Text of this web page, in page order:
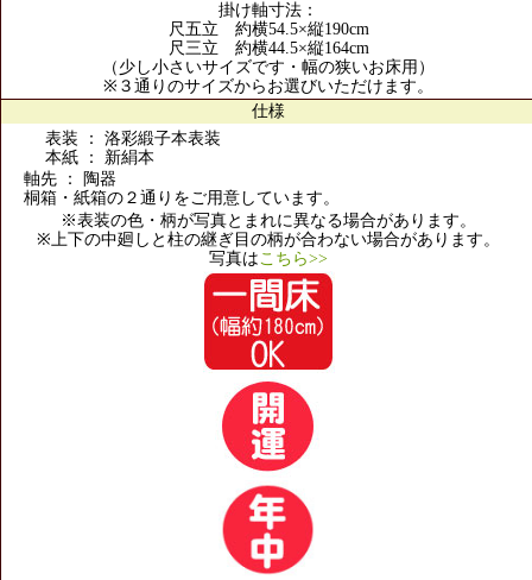
掛け軸寸法：
尺五立 約横54.5×縦190cm
尺三立 約横44.5×縦164cm
（少し小さいサイズです・幅の狭いお床用）
※３通りのサイズからお選びいただけます。
仕様
表装 ： 洛彩緞子本表装
本紙 ： 新絹本
軸先 ： 陶器
桐箱・紙箱の２通りをご用意しています。
※表装の色・柄が写真とまれに異なる場合があります。
※上下の中廻しと柱の継ぎ目の柄が合わない場合があります。
写真はこちら>>